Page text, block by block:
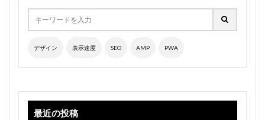
デザイン 表示速度 SEO AMP PWA
最近の投稿